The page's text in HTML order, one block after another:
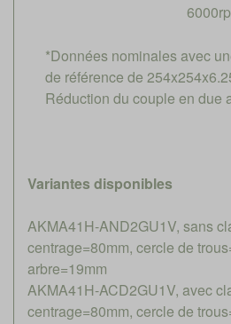
*Données nominales avec
de référence de
Réduction du couple en due
Variantes disponibles
AKMA41H-AND2GU1V, sans
centrage=80mm, cercle de
arbre=19mm
AKMA41H-ACD2GU1V, avec
centrage=80mm, cercle de